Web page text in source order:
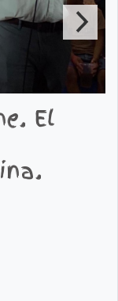
El